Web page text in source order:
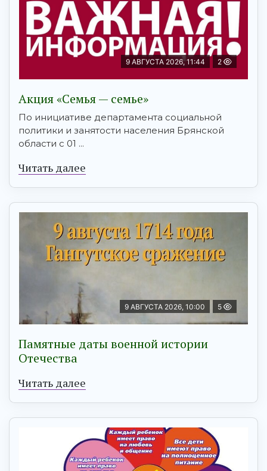
9 АВГУСТА 2026, 11:44 2
Акция «Семья — семье»
По инициативе департамента социальной
политики и занятости населения Брянской
области с 01 ...
Читать далее
9 АВГУСТА 2026, 10:00 5
Памятные даты военной истории
Отечества
Читать далее